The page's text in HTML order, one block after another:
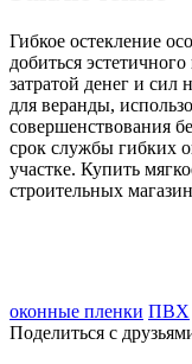
Гибкое остекление
добиться
затратой денег и
для веранды,
совершенствования
срок службы гибких
участке. Купить
строительных
оконные пленки ПВХ
Поделиться с